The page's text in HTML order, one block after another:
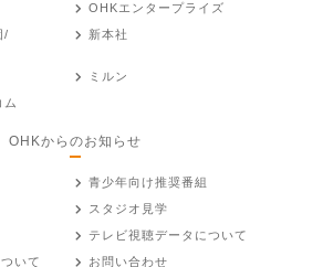
OHKエンタープライズ
/
新本社
ミルン
ム
OHKからのお知らせ
青少年向け推奨番組
スタジオ見学
テレビ視聴データについて
いて
お問い合わせ